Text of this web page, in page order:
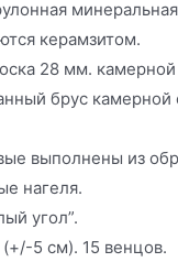
керамзитом.
28 мм.
брус
выполнены из
нагеля.
угол”.
5 см). 15 венцов.